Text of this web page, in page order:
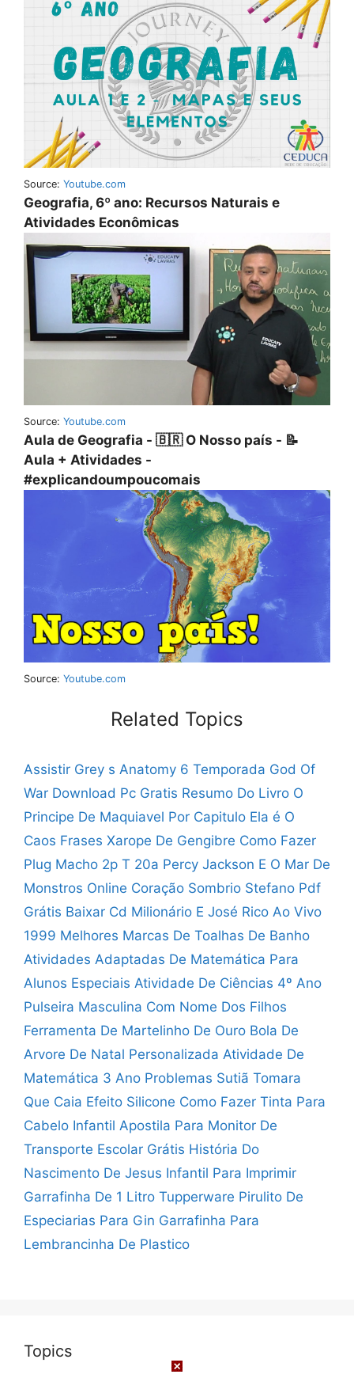
Source: Youtube.com
Geografia, 6º ano: Recursos Naturais e
Atividades Econômicas
Source: Youtube.com
Aula de Geografia - 🇧🇷 O Nosso país - 📝
Aula + Atividades -
#explicandoumpoucomais
Source: Youtube.com
Related Topics
Assistir Grey s Anatomy 6 Temporada God Of
War Download Pc Gratis Resumo Do Livro O
Principe De Maquiavel Por Capitulo Ela é O
Caos Frases Xarope De Gengibre Como Fazer
Plug Macho 2p T 20a Percy Jackson E O Mar De
Monstros Online Coração Sombrio Stefano Pdf
Grátis Baixar Cd Milionário E José Rico Ao Vivo
1999 Melhores Marcas De Toalhas De Banho
Atividades Adaptadas De Matemática Para
Alunos Especiais Atividade De Ciências 4º Ano
Pulseira Masculina Com Nome Dos Filhos
Ferramenta De Martelinho De Ouro Bola De
Arvore De Natal Personalizada Atividade De
Matemática 3 Ano Problemas Sutiã Tomara
Que Caia Efeito Silicone Como Fazer Tinta Para
Cabelo Infantil Apostila Para Monitor De
Transporte Escolar Grátis História Do
Nascimento De Jesus Infantil Para Imprimir
Garrafinha De 1 Litro Tupperware Pirulito De
Especiarias Para Gin Garrafinha Para
Lembrancinha De Plastico
Topics